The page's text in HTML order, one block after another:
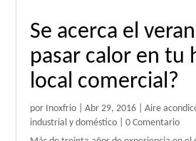
Se acerca el
pasar calor en tu
local comercial?
por Inoxfrio |Abr 29, 2016 |Aire
industrial y doméstico | 0 Comentario